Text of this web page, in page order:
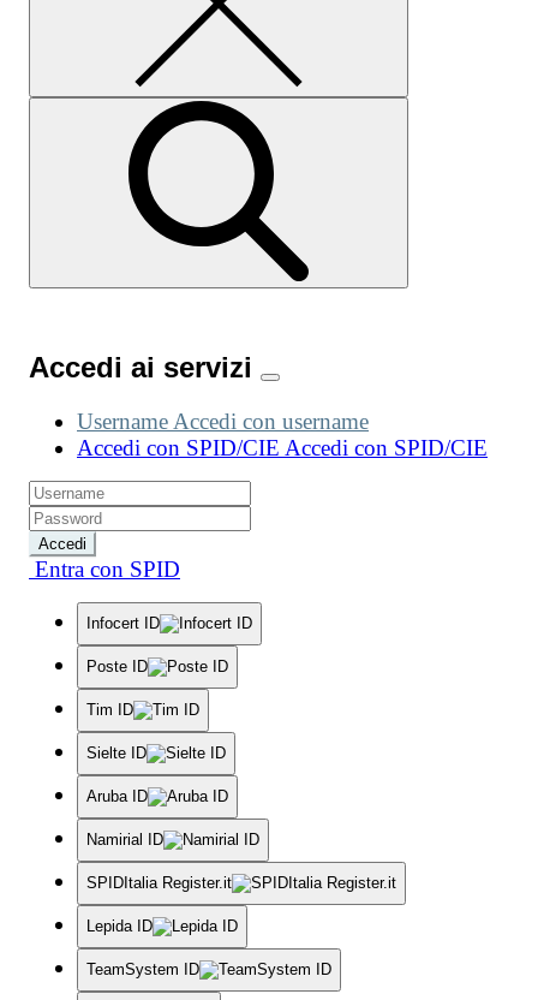
Accedi ai servizi
Username Accedi con username
Accedi con SPID/CIE Accedi con SPID/CIE
Accedi
Entra con SPID
Infocert ID
Poste ID
Tim ID
Sielte ID
Aruba ID
Namirial ID
SPIDItalia Register.it
Lepida ID
TeamSystem ID